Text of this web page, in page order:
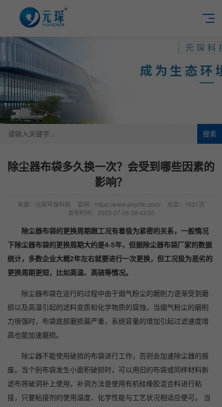
搜索
除尘器布袋多久换一次？会受到哪些因素的
影响？
来源：元琛环保科技 官网：https://www.shychb.com/
点击：1631次
发布时间：2022-07-06 09:43:50
除尘器布袋的更换周期跟工况有着极为紧密的关系，一般情况
下除尘器布袋的更换周期大约是4-5年，但据除尘器布袋厂家的数据
统计，多数企业大概2年左右就要进行一次更换，但工况极为恶劣的
更换周期更短，比如高温、高硫等情况。
除尘器布袋在运行的过程中由于烟气粉尘的磨削力逐渐受到磨
损以及高温引起的滤料变质和化学物质的腐蚀，当烟气粉尘的磨削
力很强时，布袋底部磨损最严重，系统容量的增加引起过滤速度增
高也能加速磨损。
除尘器不能使用破损的布袋进行工作，否则会加速除尘器的报
废。当个别布袋发生小面积破损时，可以用旧的布袋或同样材料新
滤布将破洞补上使用，补洞方法是使用有机硅橡胶混合料进行粘
接，只要粘接剂的使用温度、化学性能与工艺状况相适应便可。 当